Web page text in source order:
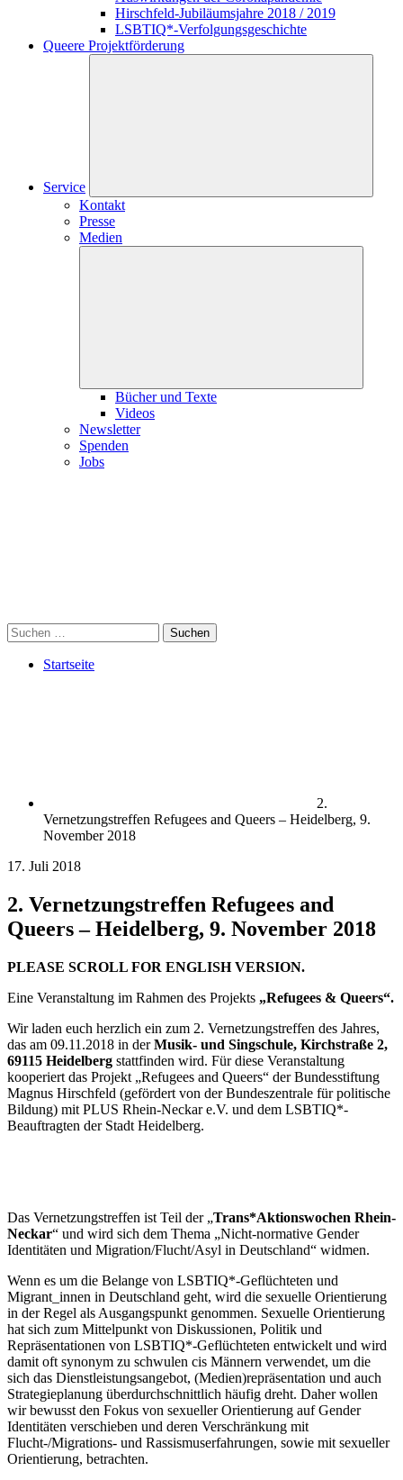
Hirschfeld-Jubiläumsjahre 2018 / 2019
LSBTIQ*-Verfolgungsgeschichte
Queere Projektförderung
Service
Kontakt
Presse
Medien
Bücher und Texte
Videos
Newsletter
Spenden
Jobs
Suchen
Startseite
2.
Vernetzungstreffen Refugees and Queers – Heidelberg, 9.
November 2018
17. Juli 2018
2. Vernetzungstreffen Refugees and
Queers – Heidelberg, 9. November 2018
PLEASE SCROLL FOR ENGLISH VERSION.
Eine Veranstaltung im Rahmen des Projekts „Refugees & Queers“.
Wir laden euch herzlich ein zum 2. Vernetzungstreffen des Jahres,
das am 09.11.2018 in derMusik- und Singschule, Kirchstraße 2,
69115 Heidelberg stattfinden wird. Für diese Veranstaltung
kooperiert das Projekt „Refugees and Queers“ der Bundesstiftung
Magnus Hirschfeld (gefördert von der Bundeszentrale für politische
Bildung) mit PLUS Rhein-Neckar e.V. und dem LSBTIQ*-
Beauftragten der Stadt Heidelberg.
Das Vernetzungstreffen ist Teil der „Trans*Aktionswochen Rhein-
Neckar“ und wird sich dem Thema „Nicht-normative Gender
Identitäten und Migration/Flucht/Asyl in Deutschland“ widmen.
Wenn es um die Belange von LSBTIQ*-Geflüchteten und
Migrant_innen in Deutschland geht, wird die sexuelle Orientierung
in der Regel als Ausgangspunkt genommen. Sexuelle Orientierung
hat sich zum Mittelpunkt von Diskussionen, Politik und
Repräsentationen von LSBTIQ*-Geflüchteten entwickelt und wird
damit oft synonym zu schwulen cis Männern verwendet, um die
sich das Dienstleistungsangebot, (Medien)repräsentation und auch
Strategieplanung überdurchschnittlich häufig dreht. Daher wollen
wir bewusst den Fokus von sexueller Orientierung auf Gender
Identitäten verschieben und deren Verschränkung mit
Flucht-/Migrations- und Rassismuserfahrungen, sowie mit sexueller
Orientierung, betrachten.